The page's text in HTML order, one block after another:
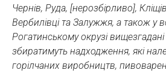
Чернів, Руда, [нерозбірливо],
Вербилівці та Залужжя, а також у
Рогатинському окрузі
збиратимуть надходження, які
горілчаних виробництв,